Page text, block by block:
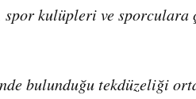
spor kulüpleri ve sporculara
bulunduğu tekdüzeliği